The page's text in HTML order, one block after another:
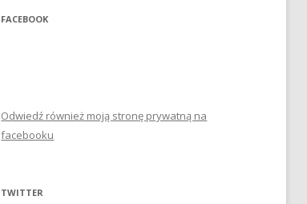
FACEBOOK
Odwiedź również moją stronę prywatną na
facebooku
TWITTER